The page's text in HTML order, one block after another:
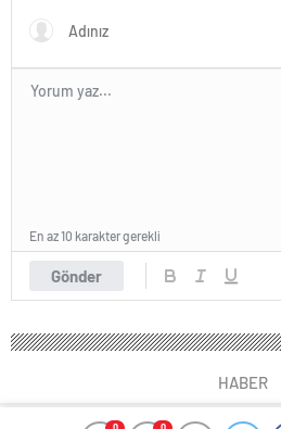
Gönder
En az 10 karakter gerekli
HABER